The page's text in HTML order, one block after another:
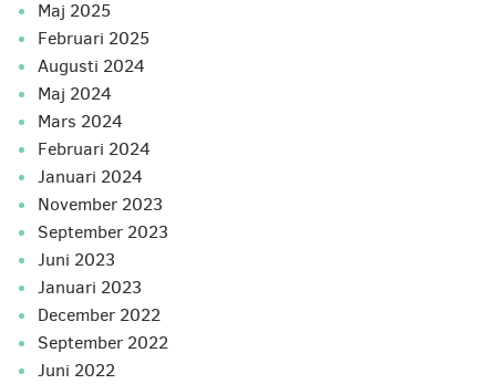
maj 2025
februari 2025
augusti 2024
maj 2024
mars 2024
februari 2024
januari 2024
november 2023
september 2023
juni 2023
januari 2023
december 2022
september 2022
juni 2022